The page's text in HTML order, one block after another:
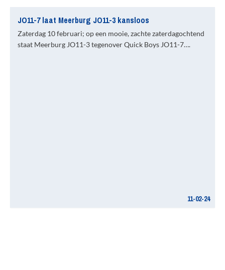
JO11-7 laat Meerburg JO11-3 kansloos
Zaterdag 10 februari; op een mooie, zachte zaterdagochtend
staat Meerburg JO11-3 tegenover Quick Boys JO11-7….
11-02-24